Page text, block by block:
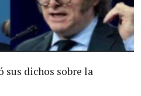
dichos sobre la